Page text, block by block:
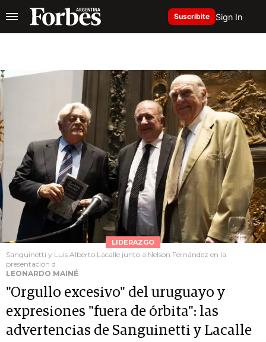
Suscribite Sign In
LIDERAZGO
Sanguinetti y Luis Alberto Lacalle junto a Nelson Fernández en la
presentación d
LEONARDO MAINÉ
"Orgullo excesivo" del uruguayo y
expresiones "fuera de órbita": las
advertencias de Sanguinetti y Lacalle